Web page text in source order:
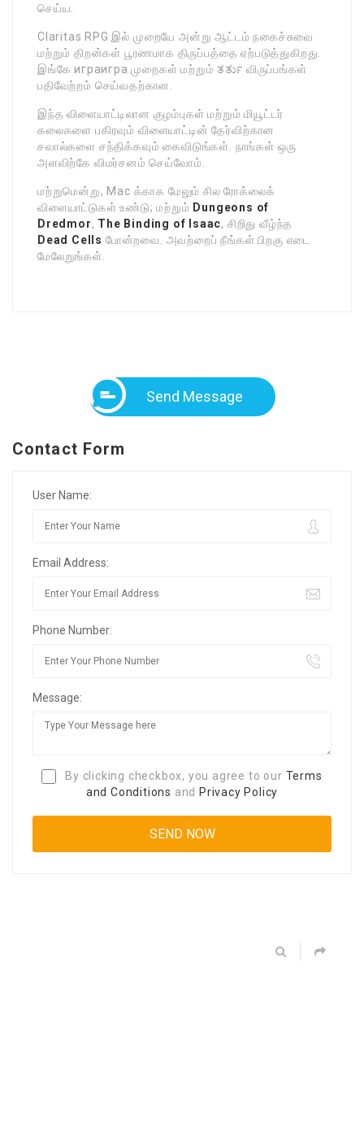
செய்ய.
Claritas RPG இல் முறையே அன்று ஆட்டம் நகைச்சுவை
மற்றும் திறன்கள் பூரணமாக திருப்பத்தை ஏற்படுத்துகிறது.
இங்கே играигра முறைகள் மற்றும் ತರ್ತು விருப்பங்கள்
பதிவேற்றம் செய்வதற்கான.
இந்த விளையாட்டிலான குழம்புகள் மற்றும் மியூட்டர்
கலைகளை பகிரவும் விளையாட்டின் தேர்விற்கான
சவால்களை சந்திக்கவும் கைவிடுங்கள். நாங்கள் ஒரு
அளவிற்கே விமர்சனம் செய்வோம்.
மற்றுமென்று, Mac க்காக மேலும் சில ரோக்‌லைக்
விளையாட்டுகள் உண்டு; மற்றும் Dungeons of
Dredmor, The Binding of Isaac, சிறிது வீழ்ந்த
Dead Cells போன்றவை. அவற்றைப் நீங்கள் பிறகு எடை
மேலேறுங்கள்.
Send Message
Contact Form
User Name:
Email Address:
Phone Number:
Message:
By clicking checkbox, you agree to our Terms
and Conditions and Privacy Policy